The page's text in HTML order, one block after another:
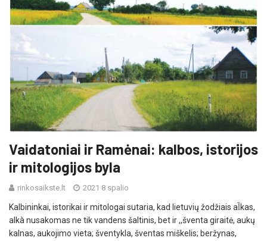
Vaidatoniai ir Ramėnai: kalbos, istorijos
ir mitologijos byla
rinkosaikste.lt 2021 8 spalio
Kalbininkai, istorikai ir mitologai sutaria, kad lietuvių žodžiais al̃kas,
alkà nusakomas ne tik vandens šaltinis, bet ir ,,šventa giraitė, aukų
kalnas, aukojimo vieta; šventykla, šventas miškelis; beržynas,